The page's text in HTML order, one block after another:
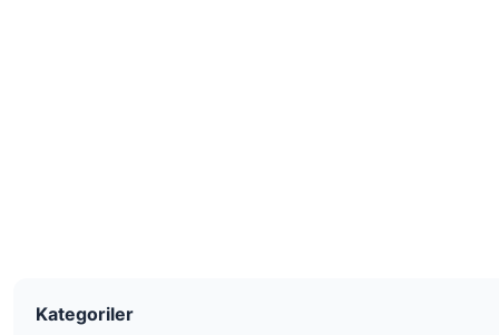
Kategoriler